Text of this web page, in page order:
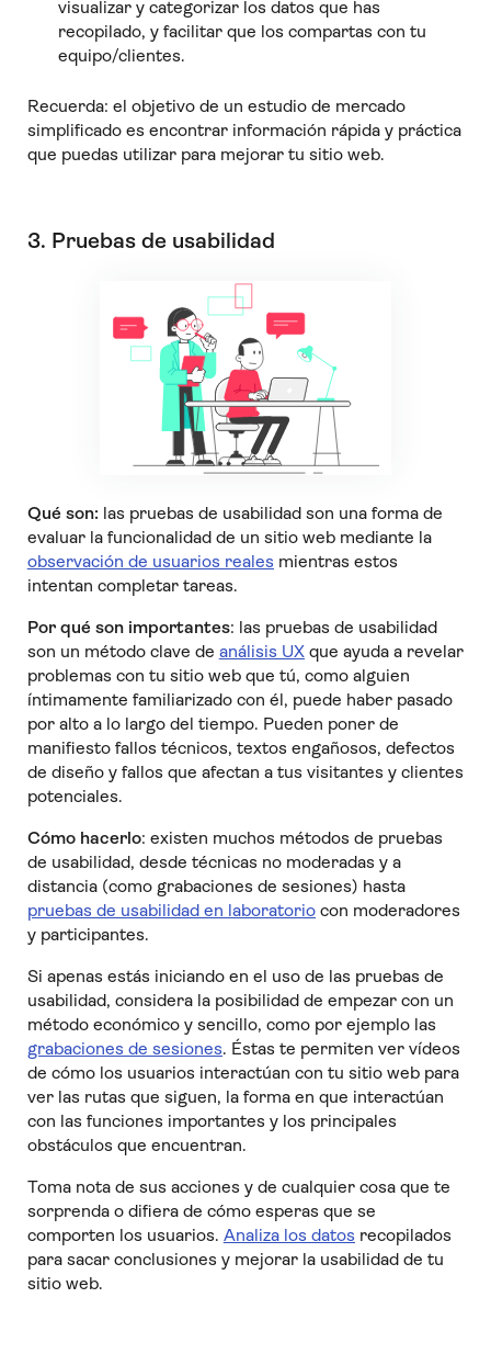
visualizar y categorizar los datos que has
recopilado, y facilitar que los compartas con tu
equipo/clientes.
Recuerda: el objetivo de un estudio de mercado
simplificado es encontrar información rápida y práctica
que puedas utilizar para mejorar tu sitio web.
3. Pruebas de usabilidad
Qué son: las pruebas de usabilidad son una forma de
evaluar la funcionalidad de un sitio web mediante la
observación de usuarios reales mientras estos
intentan completar tareas.
Por qué son importantes: las pruebas de usabilidad
son un método clave de análisis UXque ayuda a revelar
problemas con tu sitio web que tú, como alguien
íntimamente familiarizado con él, puede haber pasado
por alto a lo largo del tiempo. Pueden poner de
manifiesto fallos técnicos, textos engañosos, defectos
de diseño y fallos que afectan a tus visitantes y clientes
potenciales.
Cómo hacerlo: existen muchos métodos de pruebas
de usabilidad, desde técnicas no moderadas y a
distancia (como grabaciones de sesiones) hasta
pruebas de usabilidad en laboratoriocon moderadores
y participantes.
Si apenas estás iniciando en el uso de las pruebas de
usabilidad, considera la posibilidad de empezar con un
método económico y sencillo, como por ejemplo las
grabaciones de sesiones. Éstas te permiten ver vídeos
de cómo los usuarios interactúan con tu sitio web para
ver las rutas que siguen, la forma en que interactúan
con las funciones importantes y los principales
obstáculos que encuentran.
Toma nota de sus acciones y de cualquier cosa que te
sorprenda o difiera de cómo esperas que se
comporten los usuarios. Analiza los datos recopilados
para sacar conclusiones y mejorar la usabilidad de tu
sitio web.